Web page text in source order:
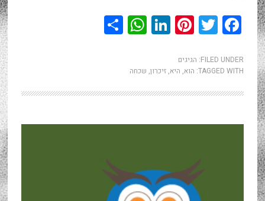
Facebook
Twitter
Pinterest
LinkedIn
WhatsApp
Share
FILED UNDER: הגיגים
TAGGED WITH: הוא, היא, זיכרון, שכחה